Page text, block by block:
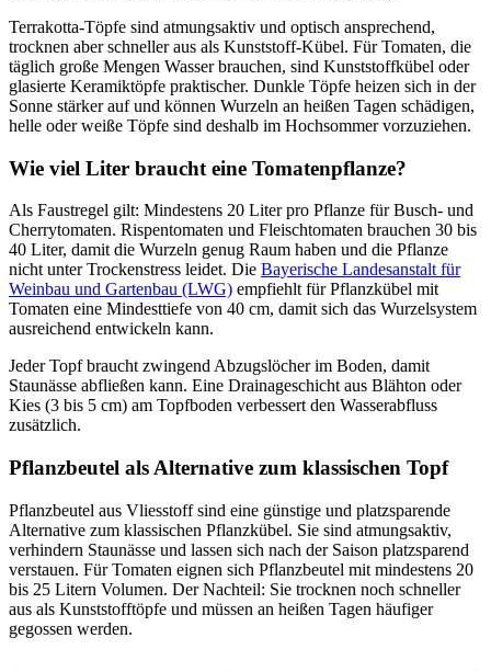
Terrakotta-Töpfe sind atmungsaktiv und optisch ansprechend,
trocknen aber schneller aus als Kunststoff-Kübel. Für Tomaten, die
täglich große Mengen Wasser brauchen, sind Kunststoffkübel oder
glasierte Keramiktöpfe praktischer. Dunkle Töpfe heizen sich in der
Sonne stärker auf und können Wurzeln an heißen Tagen schädigen,
helle oder weiße Töpfe sind deshalb im Hochsommer vorzuziehen.
Wie viel Liter braucht eine Tomatenpflanze?
Als Faustregel gilt: Mindestens 20 Liter pro Pflanze für Busch- und
Cherrytomaten. Rispentomaten und Fleischtomaten brauchen 30 bis
40 Liter, damit die Wurzeln genug Raum haben und die Pflanze
nicht unter Trockenstress leidet. Die Bayerische Landesanstalt für
Weinbau und Gartenbau (LWG) empfiehlt für Pflanzkübel mit
Tomaten eine Mindesttiefe von 40 cm, damit sich das Wurzelsystem
ausreichend entwickeln kann.
Jeder Topf braucht zwingend Abzugslöcher im Boden, damit
Staunässe abfließen kann. Eine Drainageschicht aus Blähton oder
Kies (3 bis 5 cm) am Topfboden verbessert den Wasserabfluss
zusätzlich.
Pflanzbeutel als Alternative zum klassischen Topf
Pflanzbeutel aus Vliesstoff sind eine günstige und platzsparende
Alternative zum klassischen Pflanzkübel. Sie sind atmungsaktiv,
verhindern Staunässe und lassen sich nach der Saison platzsparend
verstauen. Für Tomaten eignen sich Pflanzbeutel mit mindestens 20
bis 25 Litern Volumen. Der Nachteil: Sie trocknen noch schneller
aus als Kunststofftöpfe und müssen an heißen Tagen häufiger
gegossen werden.